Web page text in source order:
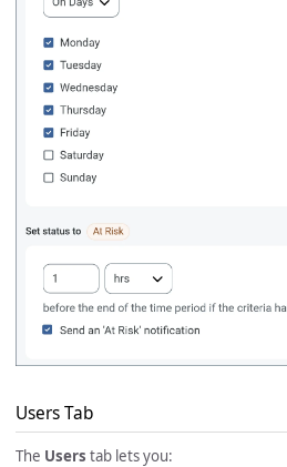
Users Tab
The Users tab lets you: